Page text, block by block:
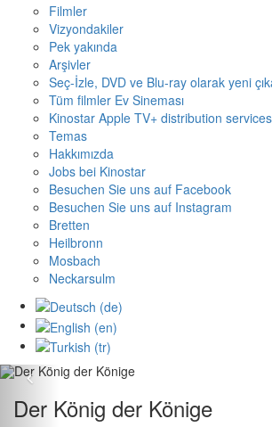
Filmler
Vizyondakiler
Pek yakında
Arşivler
Seç-İzle, DVD ve Blu-ray olarak yeni
Tüm filmler Ev Sineması
Kinostar Apple TV+ distribution services
Temas
Hakkımızda
Jobs bei Kinostar
Besuchen Sie uns auf Facebook
Besuchen Sie uns auf Instagram
Bretten
Heilbronn
Mosbach
Neckarsulm
Der König der Könige
Previous